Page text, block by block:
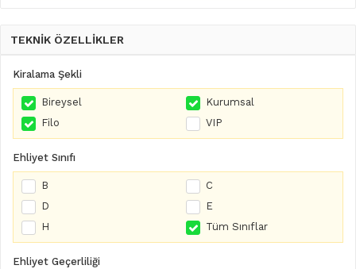
TEKNİK ÖZELLİKLER
Kiralama Şekli
Bireysel
Kurumsal
Filo
VIP
Ehliyet Sınıfı
B
C
D
E
H
Tüm Sınıflar
Ehliyet Geçerliliği